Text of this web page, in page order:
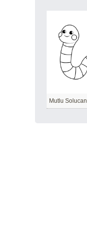
Mutlu Solucan